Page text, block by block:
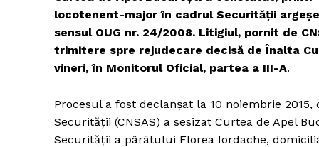
locotenent-major în cadrul Securității
sensul OUG nr. 24/2008. Litigiul, pornit de
trimitere spre rejudecare decisă de Înalta
vineri, în Monitorul Oficial, partea a III-A.
Procesul a fost declanșat la 10 noiembrie
Securității (CNSAS) a sesizat Curtea de Apel
Securității a pârâtului Florea Iordache,